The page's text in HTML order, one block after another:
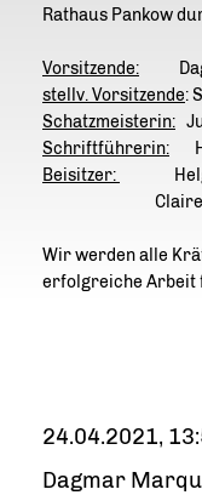
Rathaus Pankow
Vorsitzende:
stellv. Vorsitzende:
Schatzmeisterin:
Schriftführerin:
Beisitzer:
Helga
Claire
Wir werden alle
erfolgreiche Arbeit
24.04.2021,
Dagmar